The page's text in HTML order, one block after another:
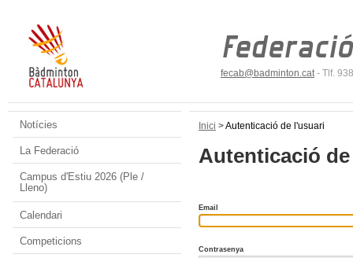
fecab@badminton.cat- Tlf.
Notícies
La Federació
Campus d'Estiu 2026 (Ple /
Lleno)
Calendari
Competicions
Inici >Autenticació de l'usuari
Autenticació
Email
Contrasenya